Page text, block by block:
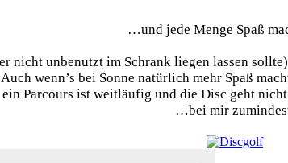
…und jede Menge Spaß
nicht unbenutzt im Schrank liegen lassen
wenn’s bei Sonne natürlich mehr Spaß
ein Parcours ist weitläufig und die Disc geht
…bei mir